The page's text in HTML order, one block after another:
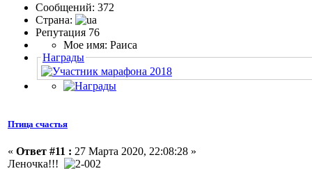
Сообщений: 372
Страна:
Репутация 76
Мое имя: Раиса
Награды
Птица счастья
« Ответ #11 : 27 Марта 2020, 22:08:28 »
Леночка!!!